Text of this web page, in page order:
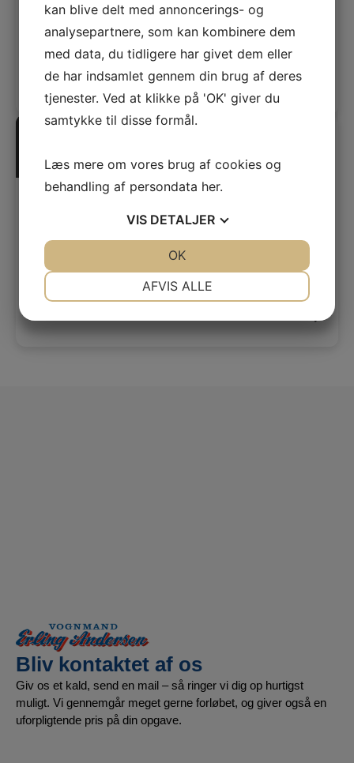
emner, hvad enten der skal bruges lastbilkraner,
mobilkraner eller mobile tårnkraner.
Leje af container
containere og tilbyder et bredt udvalg af
containere.
Bliv kontaktet af os
Giv os et kald, send en mail – så ringer vi dig op hurtigst
muligt. Vi gennemgår meget gerne forløbet, og giver også en
uforpligtende pris på din opgave.
kan blive delt med annoncerings- og
analysepartnere, som kan kombinere dem
med data, du tidligere har givet dem eller
de har indsamlet gennem din brug af deres
tjenester. Ved at klikke på 'OK' giver du
samtykke til disse formål.
Læs mere om vores brug af cookies og
behandling af persondata her.
VIS DETALJER
AFVIS ALLE
OK